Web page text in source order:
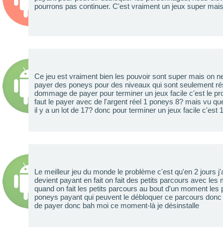
pourrons pas continuer. C'est vraiment un jeux super
Ce jeu est vraiment bien les pouvoir sont super mais on
payer des poneys pour des niveaux qui sont seulement
dommage de payer pour terminer un jeux facile c'est le
faut le payer avec de l'argent réel 1 poneys 8? mais vu
il y a un lot de 17? donc pour terminer un jeux facile c'est
Le meilleur jeu du monde le problème c'est qu'en 2 jours
devient payant en fait on fait des petits parcours avec les
quand on fait les petits parcours au bout d'un moment
poneys payant qui peuvent le débloquer ce parcours
de payer donc bah moi ce moment-là je désinstalle